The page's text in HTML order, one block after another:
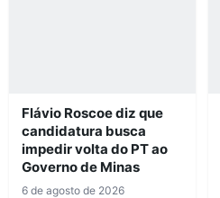
Flávio Roscoe diz que
candidatura busca
impedir volta do PT ao
Governo de Minas
6 de agosto de 2026